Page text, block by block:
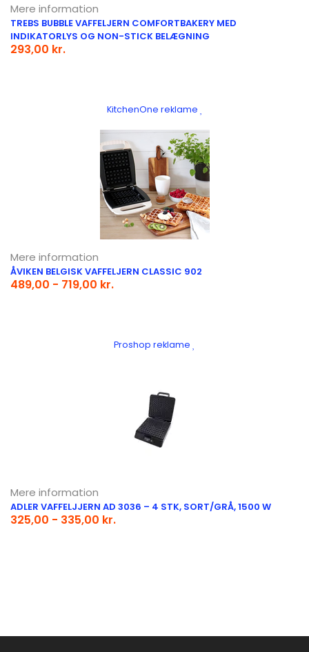
Mere information
TREBS BUBBLE VAFFELJERN COMFORTBAKERY MED
INDIKATORLYS OG NON-STICK BELÆGNING
293,00 kr.
KitchenOne reklame
Mere information
ÅVIKEN BELGISK VAFFELJERN CLASSIC 902
489,00 - 719,00 kr.
Proshop reklame
Mere information
ADLER VAFFELJJERN AD 3036 – 4 STK, SORT/GRÅ, 1500 W
325,00 - 335,00 kr.